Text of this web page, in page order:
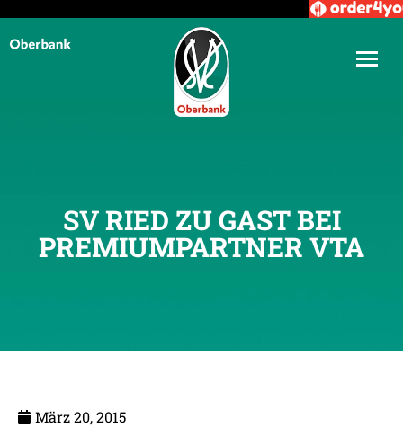
SV RIED ZU GAST BEI
PREMIUMPARTNER VTA
März 20, 2015